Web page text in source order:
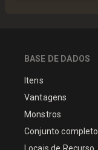
BASE DE DADOS
Itens
Vantagens
Monstros
Conjunto completo
Locais de Recurso